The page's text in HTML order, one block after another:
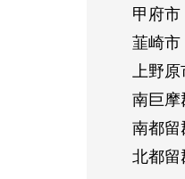
甲府市
韮崎市
上野原
南巨
南都
北都